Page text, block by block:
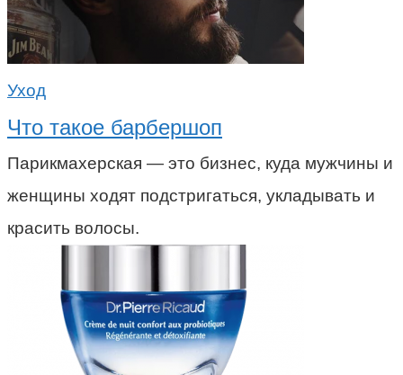
Уход
Что такое барбершоп
Парикмахерская — это бизнес, куда мужчины и
женщины ходят подстригаться, укладывать и
красить волосы.